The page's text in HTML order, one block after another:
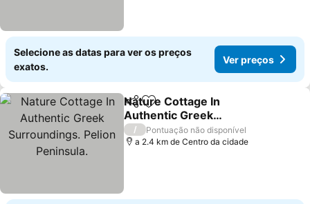
Selecione as datas para ver os preços
exatos.
Ver preços
PartilharAdicionar aos favoritos
Nature Cottage In
Authentic Greek
Surroundings. Pelion
Peninsula.
Ver preços
/
Pontuação não disponível
a 2.4 km de Centro da cidade